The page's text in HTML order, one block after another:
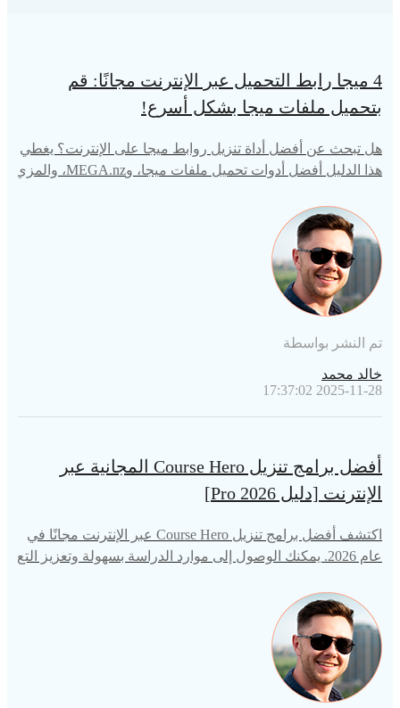
4 ميجا رابط التحميل عبر الإنترنت مجانًا: قم
بتحميل ملفات ميجا بشكل أسرع!
هل تبحث عن أفضل أداة تنزيل روابط ميجا على الإنترنت؟ يغطي
هذا الدليل أفضل أدوات تحميل ملفات ميجا، وMEGA.nz، والمزي
تم النشر بواسطة
خالد محمد
2025-11-28 17:37:02
أفضل برامج تنزيل Course Hero المجانية عبر
الإنترنت [دليل Pro 2026]
اكتشف أفضل برامج تنزيل Course Hero عبر الإنترنت مجانًا في
عام 2026. يمكنك الوصول إلى موارد الدراسة بسهولة وتعزيز التع